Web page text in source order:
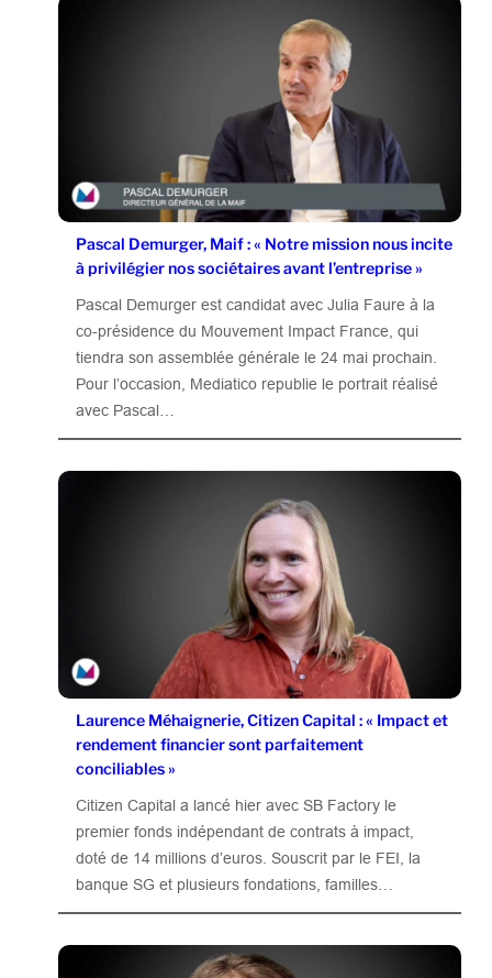
Pascal Demurger, Maif : « Notre mission nous incite
à privilégier nos sociétaires avant l’entreprise »
Pascal Demurger est candidat avec Julia Faure à la
co-présidence du Mouvement Impact France, qui
tiendra son assemblée générale le 24 mai prochain.
Pour l’occasion, Mediatico republie le portrait réalisé
avec Pascal…
Laurence Méhaignerie, Citizen Capital : « Impact et
rendement financier sont parfaitement
conciliables »
Citizen Capital a lancé hier avec SB Factory le
premier fonds indépendant de contrats à impact,
doté de 14 millions d’euros. Souscrit par le FEI, la
banque SG et plusieurs fondations, familles…